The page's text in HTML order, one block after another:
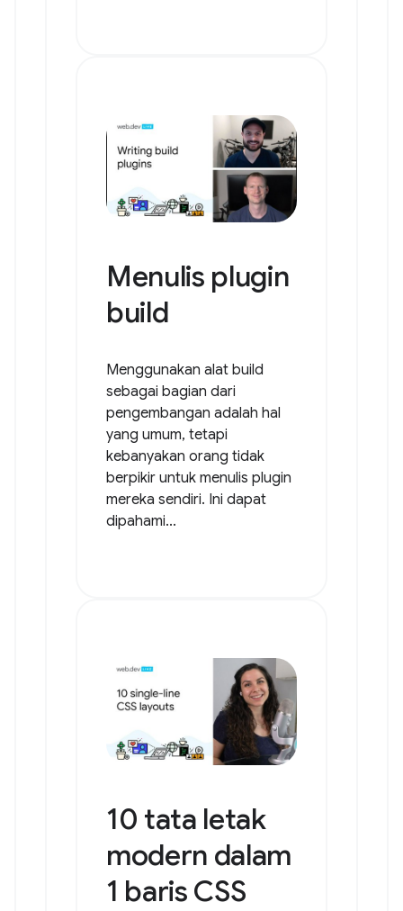
Menulis plugin
build
Menggunakan alat build
sebagai bagian dari
pengembangan adalah hal
yang umum, tetapi
kebanyakan orang tidak
berpikir untuk menulis plugin
mereka sendiri. Ini dapat
dipahami...
10 tata letak
modern dalam
1 baris CSS